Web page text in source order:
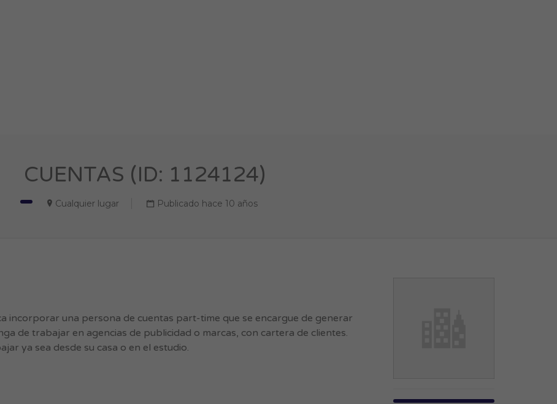
CUENTAS (ID: 1124124)
Cualquier lugar Publicado hace 10 años
incorporar una persona de cuentas part-time que se encargue de generar
de trabajar en agencias de publicidad o marcas, con cartera de clientes.
ya sea desde su casa o en el estudio.